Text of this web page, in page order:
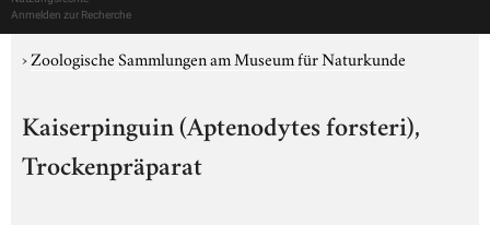
Anmelden zur Recherche
›Zoologische Sammlungen am Museum für Naturkunde
Kaiserpinguin (Aptenodytes forsteri),
Trockenpräparat